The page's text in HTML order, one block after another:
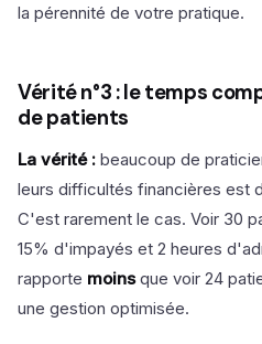
la pérennité de votre pratique.
Vérité n°3 : le temps
de patients
La vérité : beaucoup de
leurs difficultés financières est
C'est rarement le cas. Voir 30
15% d'impayés et 2 heures
rapporte moinsque voir 24
une gestion optimisée.